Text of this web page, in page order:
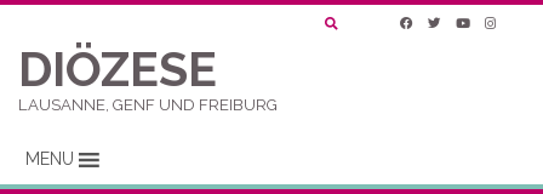
DIÖZESE
LAUSANNE, GENF UND FREIBURG
MENU